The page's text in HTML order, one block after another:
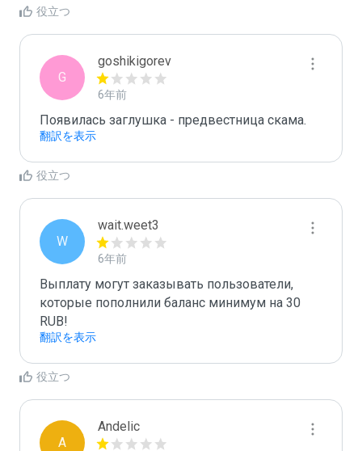
役立つ
G
goshikigorev
6年前
Появилась заглушка - предвестница скама.
翻訳を表示
役立つ
W
wait.weet3
6年前
Выплату могут заказывать пользователи,
которые пополнили баланс минимум на 30
翻訳を表示
役立つ
A
Andelic